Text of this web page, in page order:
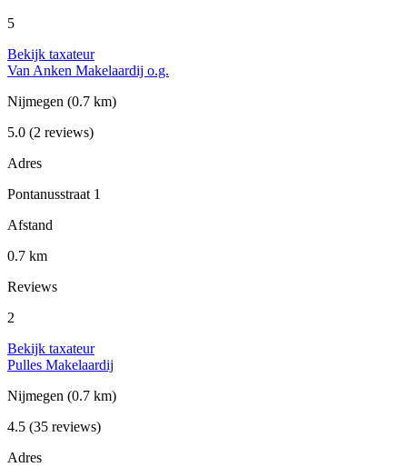
5
Bekijk taxateur
Van Anken Makelaardij o.g.
Nijmegen (0.7 km)
5.0 (2 reviews)
Adres
Pontanusstraat 1
Afstand
0.7 km
Reviews
2
Bekijk taxateur
Pulles Makelaardij
Nijmegen (0.7 km)
4.5 (35 reviews)
Adres